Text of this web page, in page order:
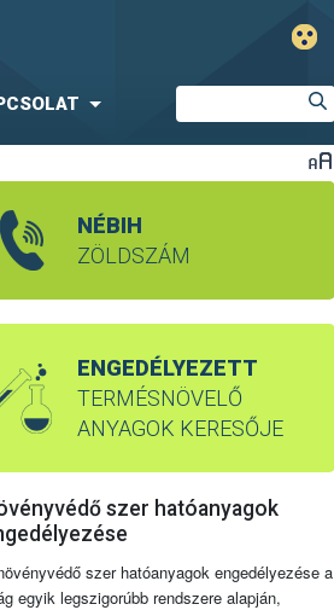
NÉBIH
ZÖLDSZÁM
ENGEDÉLYEZETT
TERMÉSNÖVELŐ
ANYAGOK KERESŐJE
szer hatóanyagok
szer hatóanyagok engedélyezése a
egyik legszigorúbb rendszere alapján,